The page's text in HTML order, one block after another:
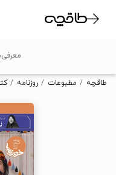
تخفیف
طاقچه مطبوعات روزنامه
معرفی